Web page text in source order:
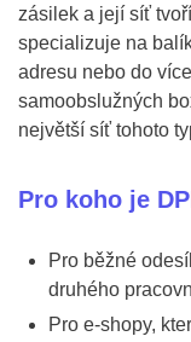
zásilek a její síť
specializuje na
adresu nebo do
samoobslužných
největší síť tohoto
Pro koho je
Pro běžné
druhého
Pro e-shopy,